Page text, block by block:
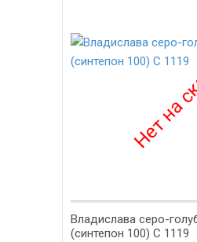
Владислава серо-
(синтепон 100) С 1119